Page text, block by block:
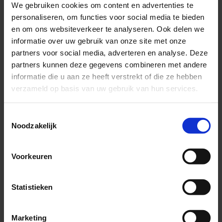
We gebruiken cookies om content en advertenties te
personaliseren, om functies voor social media te bieden
en om ons websiteverkeer te analyseren. Ook delen we
informatie over uw gebruik van onze site met onze
partners voor social media, adverteren en analyse. Deze
partners kunnen deze gegevens combineren met andere
informatie die u aan ze heeft verstrekt of die ze hebben
verzameld op basis van uw gebruik van hun services.
Noodzakelijk
Voorkeuren
Statistieken
Marketing
Gezondheidsklachten door PUR
Heb je gezondheidsklachten en denk je dat PUR-schuim de
oorzaak is? Neem dan contact op met deGGD. De GGD kan
beoordelen of je gezondheidsklachten door PUR kunnen
PUR?
Ja, er bestaan ook andere isolatiematerialen. Meer
isolatiematerialen vind je op
(Opent in
Waarom mag je niet in huis zijn tijdens